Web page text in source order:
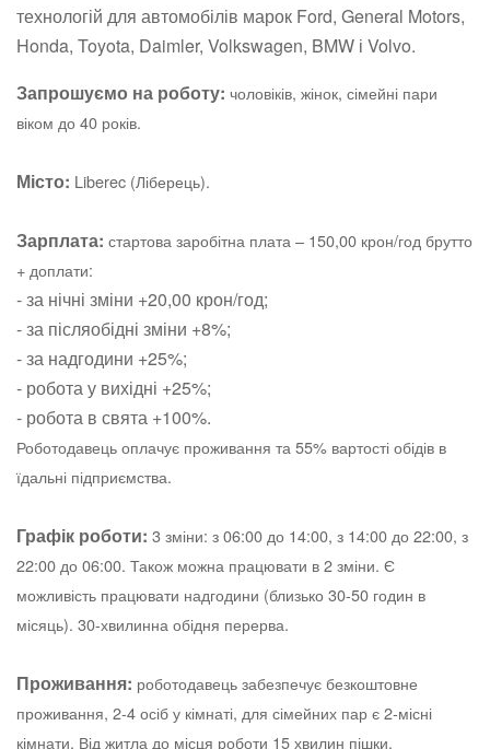
технологій для автомобілів марок Ford, General Motors,
Honda, Toyota, Daimler, Volkswagen, BMW і Volvo.
Запрошуємо на роботу: чоловіків, жінок, сімейні пари
віком до 40 років.
Місто: Liberec (Ліберець).
Зарплата: стартова заробітна плата – 150,00 крон/год брутто
+ доплати:
- за нічні зміни +20,00 крон/год;
- за післяобідні зміни +8%;
- за надгодини +25%;
- робота у вихідні +25%;
- робота в свята +100%.
Роботодавець оплачує проживання та 55% вартості обідів в
їдальні підприємства.
Графік роботи: 3 зміни: з 06:00 до 14:00, з 14:00 до 22:00, з
22:00 до 06:00. Також можна працювати в 2 зміни. Є
можливість працювати надгодини (близько 30-50 годин в
місяць). 30-хвилинна обідня перерва.
Проживання: роботодавець забезпечує безкоштовне
проживання, 2-4 осіб у кімнаті, для сімейних пар є 2-місні
кімнати. Від житла до місця роботи 15 хвилин пішки.